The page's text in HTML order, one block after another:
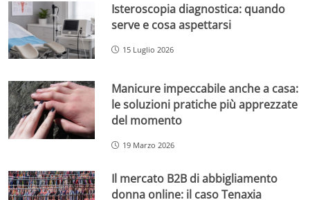
Isteroscopia diagnostica: quando
serve e cosa aspettarsi
15 Luglio 2026
Manicure impeccabile anche a casa:
le soluzioni pratiche più apprezzate
del momento
19 Marzo 2026
Il mercato B2B di abbigliamento
donna online: il caso Tenaxia